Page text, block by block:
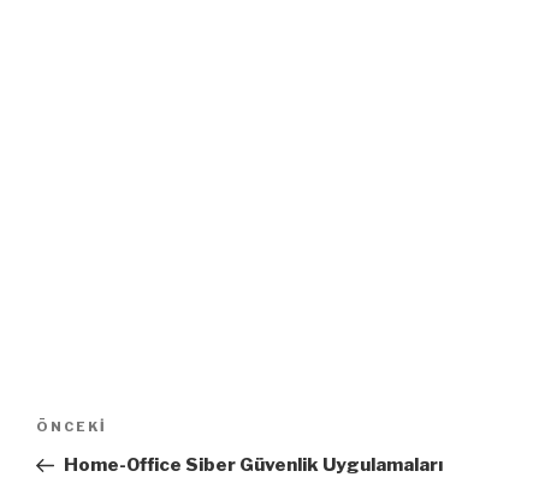
Yazı
Önceki
Yazı
ÖNCEKI
Home-Office Siber Güvenlik Uygulamaları